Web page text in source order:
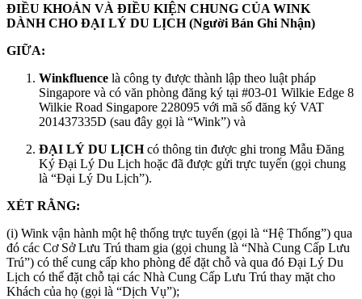
ĐIỀU KHOẢN VÀ ĐIỀU KIỆN CHUNG CỦA WINK
DÀNH CHO ĐẠI LÝ DU LỊCH (Người Bán Ghi Nhận)
GIỮA:
Winkfluence là công ty được thành lập theo luật pháp
Singapore và có văn phòng đăng ký tại #03-01 Wilkie Edge 8
Wilkie Road Singapore 228095 với mã số đăng ký VAT
201437335D (sau đây gọi là “Wink”) và
ĐẠI LÝ DU LỊCHcó thông tin được ghi trong Mẫu Đăng
Ký Đại Lý Du Lịch hoặc đã được gửi trực tuyến (gọi chung
là “Đại Lý Du Lịch”).
XÉT RẰNG:
(i) Wink vận hành một hệ thống trực tuyến (gọi là “Hệ Thống”) qua
đó các Cơ Sở Lưu Trú tham gia (gọi chung là “Nhà Cung Cấp Lưu
Trú”) có thể cung cấp kho phòng để đặt chỗ và qua đó Đại Lý Du
Lịch có thể đặt chỗ tại các Nhà Cung Cấp Lưu Trú thay mặt cho
Khách của họ (gọi là “Dịch Vụ”);